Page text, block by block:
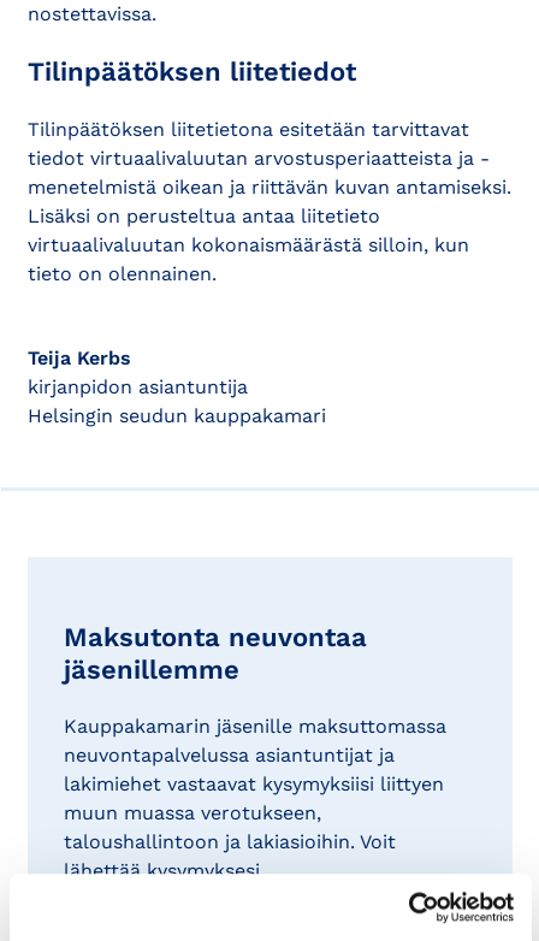
nostettavissa.
Tilinpäätöksen liitetiedot
Tilinpäätöksen liitetietona esitetään tarvittavat
tiedot virtuaalivaluutan arvostusperiaatteista ja -
menetelmistä oikean ja riittävän kuvan antamiseksi.
Lisäksi on perusteltua antaa liitetieto
virtuaalivaluutan kokonaismäärästä silloin, kun
tieto on olennainen.
Teija Kerbs
kirjanpidon asiantuntija
Helsingin seudun kauppakamari
Maksutonta neuvontaa
jäsenillemme
Kauppakamarin jäsenille maksuttomassa
neuvontapalvelussa asiantuntijat ja
lakimiehet vastaavat kysymyksiisi liittyen
muun muassa verotukseen,
taloushallintoon ja lakiasioihin. Voit
lähettää kysymyksesi
lomakkeen kautta.